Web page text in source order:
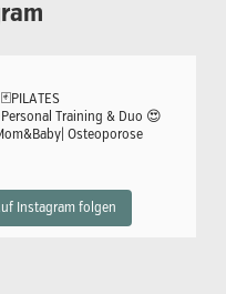
🃏PILATES
Training & Duo 😍
Osteoporose
Instagram folgen